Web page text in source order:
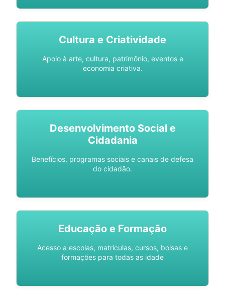
Cultura e Criatividade
Apoio à arte, cultura, patrimônio, eventos e
economia criativa.
Desenvolvimento Social e
Cidadania
Benefícios, programas sociais e canais de defesa
do cidadão.
Educação e Formação
Acesso a escolas, matrículas, cursos, bolsas e
formações para todas as idade